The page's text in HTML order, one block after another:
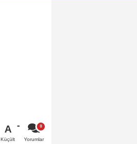
A
Küçült Yorumlar